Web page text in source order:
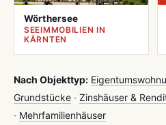
Wörthersee
SEEIMMOBILIEN IN
KÄRNTEN
Nach Objekttyp:
Grundstücke · Zinshäuser &
· Mehrfamilienhäuser